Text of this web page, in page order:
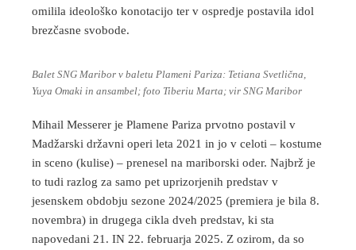
omilila ideološko konotacijo ter v ospredje postavila idol
brezčasne svobode.
Balet SNG Maribor v baletu Plameni Pariza: Tetiana Svetlična,
Yuya Omaki in ansambel; foto Tiberiu Marta; vir SNG Maribor
Mihail Messerer je Plamene Pariza prvotno postavil v
Madžarski državni operi leta 2021 in jo v celoti – kostume
in sceno (kulise) – prenesel na mariborski oder. Najbrž je
to tudi razlog za samo pet uprizorjenih predstav v
jesenskem obdobju sezone 2024/2025 (premiera je bila 8.
novembra) in drugega cikla dveh predstav, ki sta
napovedani 21. IN 22. februarja 2025. Z ozirom, da so